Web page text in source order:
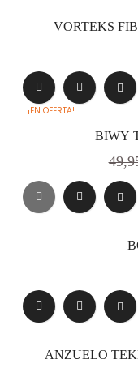
VORTEKS
¡EN OFERTA!
BIWY
Precio
base
ANZUELO